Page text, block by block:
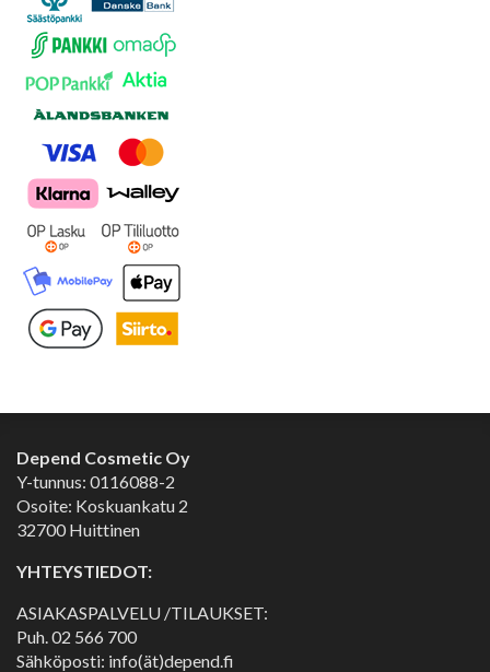
Depend Cosmetic Oy
Y-tunnus: 0116088-2
Osoite: Koskuankatu 2
32700 Huittinen
YHTEYSTIEDOT:
ASIAKASPALVELU /TILAUKSET:
Puh.02 566 700
Sähköposti: info(ät)depend.fi